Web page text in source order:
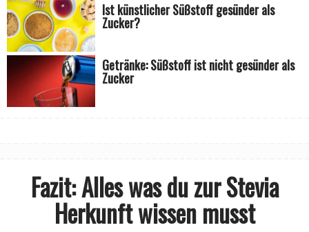
Ist künstlicher Süßstoff gesünder als
Zucker?
Getränke: Süßstoff ist nicht gesünder als
Zucker
Fazit: Alles was du zur Stevia
Herkunft wissen musst